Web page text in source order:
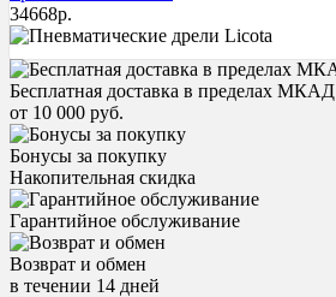
34668р.
Бесплатная доставка в пределах МКАД
от 10 000 руб.
Бонусы за покупку
Накопительная скидка
Гарантийное обслуживание
Возврат и обмен
в течении 14 дней